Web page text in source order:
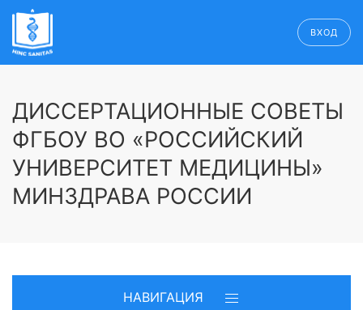
ВХОД
ДИССЕРТАЦИОННЫЕ СОВЕТЫ
ФГБОУ ВО «РОССИЙСКИЙ
УНИВЕРСИТЕТ МЕДИЦИНЫ»
МИНЗДРАВА РОССИИ
НАВИГАЦИЯ